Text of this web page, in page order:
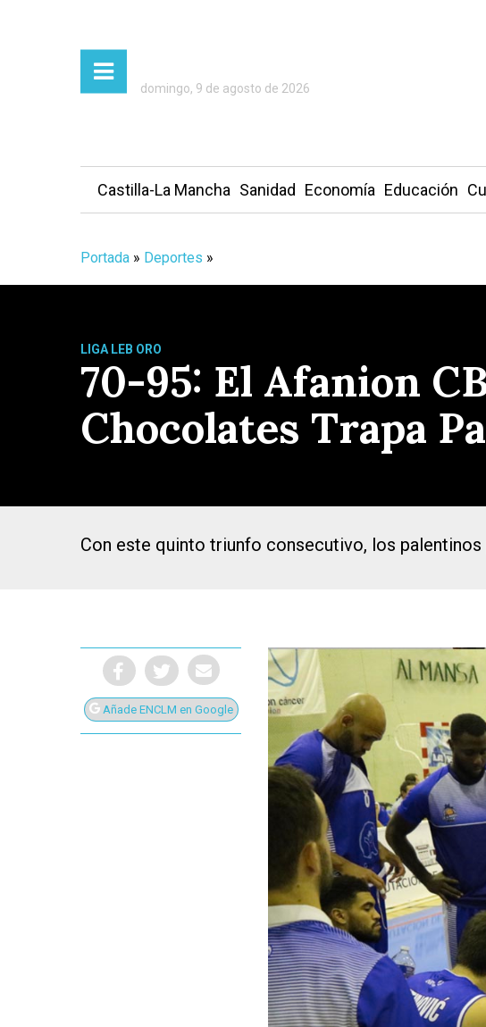
Presiona Intro para buscar o ESC para cerrar
domingo, 9 de agosto de 2026
Castilla-La Mancha Sanidad Economía Educación
Portada » Deportes »
LIGA LEB ORO
70-95: El Afanion
Chocolates Trapa
Con este quinto triunfo consecutivo, los
Añade ENCLM en Google